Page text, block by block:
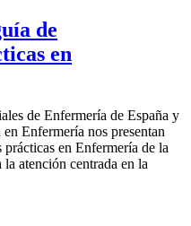
de
en
de Enfermería de España y
Enfermería nos presentan
prácticas en Enfermería de la
atención centrada en la